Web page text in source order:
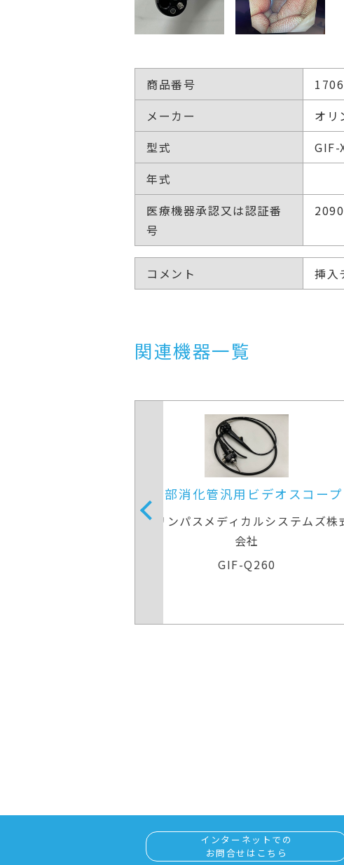
商品番号
メーカー
オリ
型式
GIF-
年式
医療機器承認又は認証番
号
コメント 挿入
関連機器一覧
上部消化管汎用ビデオスコー
オリンパスメディカルシステムズ
会社
GIF-Q260J
インターネットでの
お問合せはこちら